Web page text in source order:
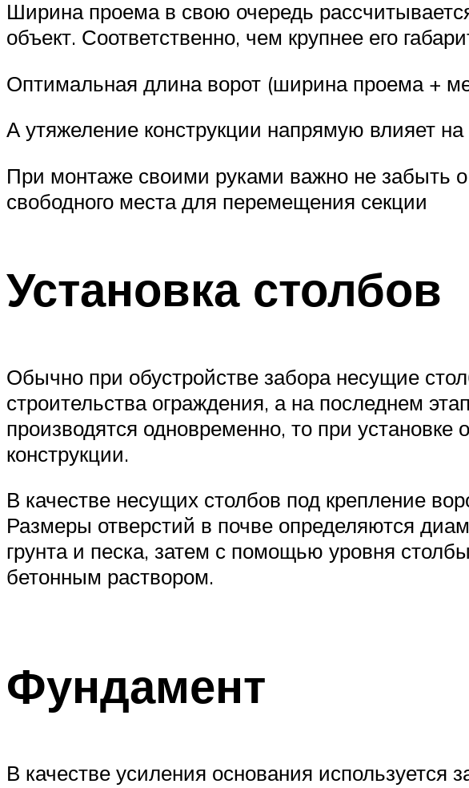
Ширина проема в свою очередь
объект. Соответственно, чем крупнее его
Оптимальная длина ворот (ширина проема +
А утяжеление конструкции напрямую влияет
При монтаже своими руками важно не забыть
свободного места для перемещения секции
Установка столбов
Обычно при обустройстве забора несущие
строительства ограждения, а на последнем
производятся одновременно, то при
конструкции.
В качестве несущих столбов под крепление
Размеры отверстий в почве определяются
грунта и песка, затем с помощью уровня
бетонным раствором.
Фундамент
В качестве усиления основания используется